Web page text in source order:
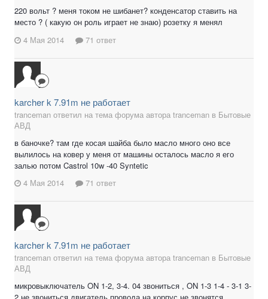
220 вольт ? меня током не шибанет? конденсатор ставить на
место ? ( какую он роль играет не знаю) розетку я менял
4 Мая 2014
71 ответ
karcher k 7.91m не работает
tranceman ответил на тема форума автора tranceman в Бытовые
АВД
в баночке? там где косая шайба было масло много оно все
вылилось на ковер у меня от машины осталось масло я его
залью потом Castrol 10w -40 Syntetic
4 Мая 2014
71 ответ
karcher k 7.91m не работает
tranceman ответил на тема форума автора tranceman в Бытовые
АВД
микровыключатель ON 1-2, 3-4. 04 звониться , ON 1-3 1-4 - 3-1 3-